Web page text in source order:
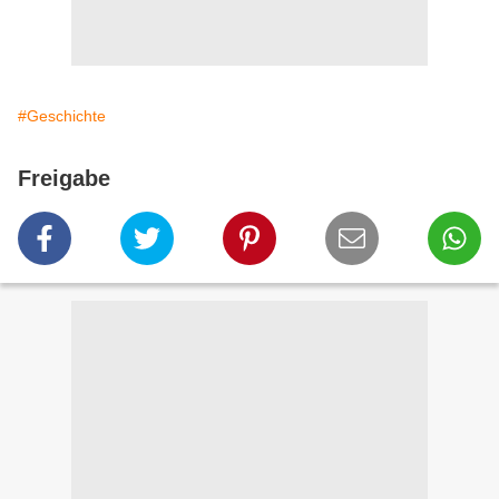
#Geschichte
Freigabe